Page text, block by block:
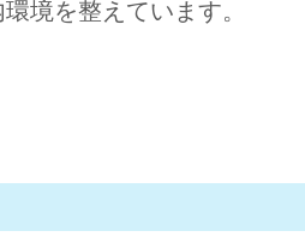
境を整えています。